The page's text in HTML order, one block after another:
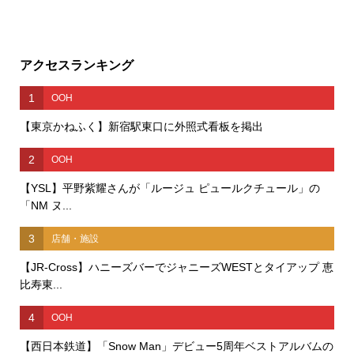
アクセスランキング
1 OOH
【東京かねふく】新宿駅東口に外照式看板を掲出
2 OOH
【YSL】平野紫耀さんが「ルージュ ピュールクチュール」の
「NM ヌ...
3 店舗・施設
【JR-Cross】ハニーズバーでジャニーズWESTとタイアップ 恵
比寿東...
4 OOH
【西日本鉄道】「Snow Man」デビュー5周年ベストアルバムの